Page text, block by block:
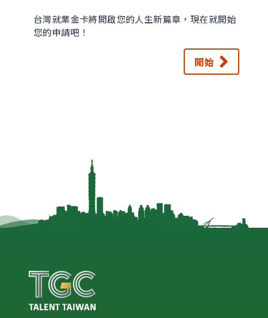
台灣就業金卡將開啟您的人生新篇章，現在就開始
您的申請吧！
開始